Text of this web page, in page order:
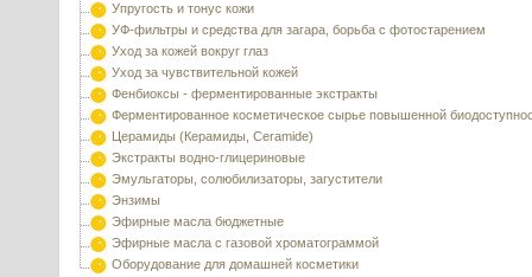
Упругость и тонус кожи
УФ-фильтры и средства для загара, борьба с фотостарением
Уход за кожей вокруг глаз
Уход за чувствительной кожей
Фенбиоксы - ферментированные экстракты
Ферментированное косметическое сырье повышенной
Церамиды (Керамиды, Ceramide)
Экстракты водно-глицериновые
Эмульгаторы, солюбилизаторы, загустители
Энзимы
Эфирные масла бюджетные
Эфирные масла с газовой хроматограммой
Оборудование для домашней косметики